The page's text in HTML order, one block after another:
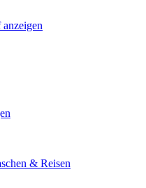
& Reisen